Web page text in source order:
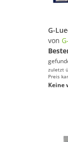
von
zuletzt
Preis
Keine